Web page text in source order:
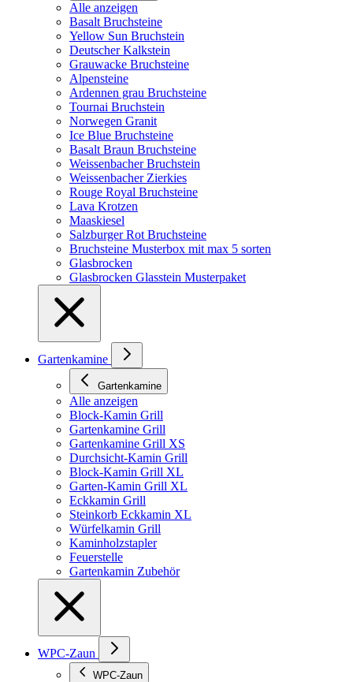
Alle anzeigen
Basalt Bruchsteine
Yellow Sun Bruchstein
Deutscher Kalkstein
Grauwacke Bruchsteine
Alpensteine
Ardennen grau Bruchsteine
Tournai Bruchstein
Norwegen Granit
Ice Blue Bruchsteine
Basalt Braun Bruchsteine
Weissenbacher Bruchstein
Weissenbacher Zierkies
Rouge Royal Bruchsteine
Lava Krotzen
Maaskiesel
Salzburger Rot Bruchsteine
Bruchsteine Musterbox mit max 5 sorten
Glasbrocken
Glasbrocken Glasstein Musterpaket
Gartenkamine
Gartenkamine
Alle anzeigen
Block-Kamin Grill
Gartenkamine Grill
Gartenkamine Grill XS
Durchsicht-Kamin Grill
Block-Kamin Grill XL
Garten-Kamin Grill XL
Eckkamin Grill
Steinkorb Eckkamin XL
Würfelkamin Grill
Kaminholzstapler
Feuerstelle
Gartenkamin Zubehör
WPC-Zaun
WPC-Zaun